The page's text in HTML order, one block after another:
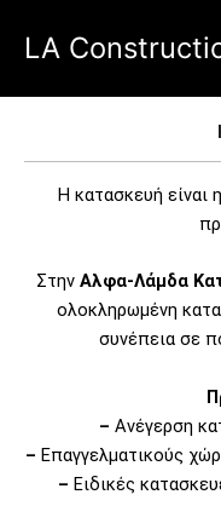
LA
Η κατασκευή είναι
Στην Αλφα-Λάμδα
ολοκληρωμένη
συνέπεια σε
– Ανέγερση
– Επαγγελματικούς
– Ειδικές